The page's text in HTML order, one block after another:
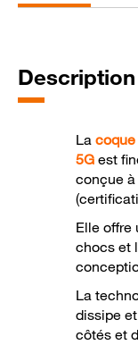
Description
La
5G est
conçue
Elle offre
chocs et
La
dissipe
côtés et